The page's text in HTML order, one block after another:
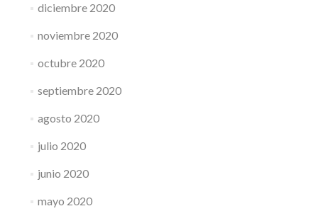
diciembre 2020
noviembre 2020
octubre 2020
septiembre 2020
agosto 2020
julio 2020
junio 2020
mayo 2020